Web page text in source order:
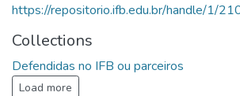
https://repositorio.ifb.edu.br/handle/1/
Collections
Defendidas no IFB ou parceiros
Load more